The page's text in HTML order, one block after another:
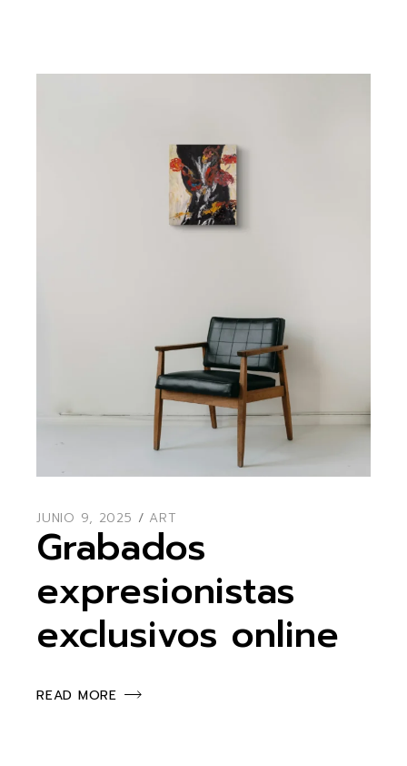
JUNIO 9, 2025 ART
Grabados
expresionistas
exclusivos online
READ MORE